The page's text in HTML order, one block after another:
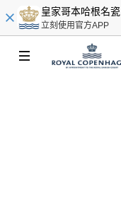
皇家哥本哈根名瓷
立刻使用官方APP